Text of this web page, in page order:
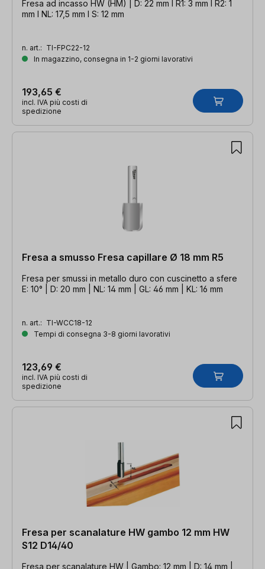
Fresa ad incasso HW (HM) | D: 22 mm l R1: 3 mm l R2: 1
mm l NL: 17,5 mm l S: 12 mm
n. art.: TI-FPC22-12
In magazzino, consegna in 1-2 giorni lavorativi
193,65 €
incl. IVA più costi di
spedizione
Fresa a smusso Fresa capillare Ø 18 mm R5
Fresa per smussi in metallo duro con cuscinetto a sfere
E: 10° | D: 20 mm | NL: 14 mm | GL: 46 mm | KL: 16 mm
n. art.: TI-WCC18-12
Tempi di consegna 3-8 giorni lavorativi
123,69 €
incl. IVA più costi di
spedizione
Fresa per scanalature HW gambo 12 mm HW
S12 D14/40
Fresa per scanalature HW | Gambo: 12 mm | D: 14 mm |